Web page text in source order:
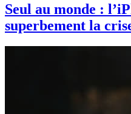
Seul au monde :
superbement la